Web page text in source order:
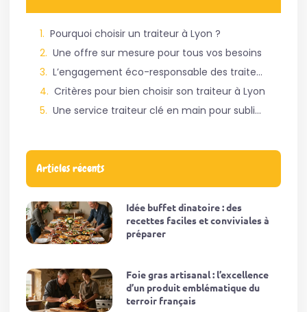
Pourquoi choisir un traiteur à Lyon ?
Une offre sur mesure pour tous vos besoins
L’engagement éco-responsable des traiteurs lyonnais
Critères pour bien choisir son traiteur à Lyon
Une service traiteur clé en main pour sublimer vos événements
Articles récents
Idée buffet dinatoire : des
recettes faciles et conviviales à
préparer
Foie gras artisanal : l’excellence
d’un produit emblématique du
terroir français